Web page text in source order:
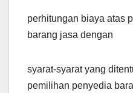
perhitungan biaya atas
barang jasa dengan
syarat-syarat yang
pemilihan penyedia